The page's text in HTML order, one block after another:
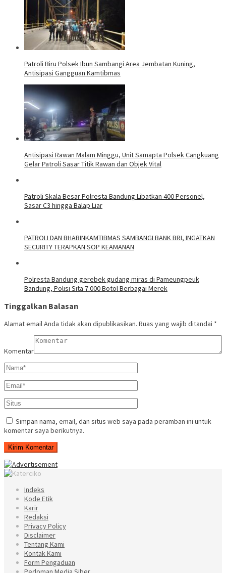
Patroli Biru Polsek Ibun Sambangi Area Jembatan Kuning,
Antisipasi Gangguan Kamtibmas
Antisipasi Rawan Malam Minggu, Unit Samapta Polsek Cangkuang
Gelar Patroli Sasar Titik Rawan dan Objek Vital
Patroli Skala Besar Polresta Bandung Libatkan 400 Personel,
Sasar C3 hingga Balap Liar
‎PATROLI DAN BHABINKAMTIBMAS SAMBANGI BANK BRI, INGATKAN
SECURITY TERAPKAN SOP KEAMANAN
Polresta Bandung gerebek gudang miras di Pameungpeuk
Bandung, Polisi Sita 7.000 Botol Berbagai Merek
Tinggalkan Balasan
Alamat email Anda tidak akan dipublikasikan. Ruas yang wajib ditandai *
Komentar
Simpan nama, email, dan situs web saya pada peramban ini untuk
komentar saya berikutnya.
Indeks
Kode Etik
Karir
Redaksi
Privacy Policy
Disclaimer
Tentang Kami
Kontak Kami
Form Pengaduan